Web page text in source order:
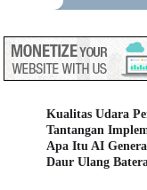
Kualitas Udara
Tantangan
Apa Itu AI
Daur Ulang